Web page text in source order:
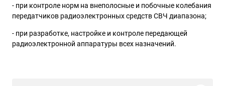
- при контроле норм на внеполосные и побочные колебания
передатчиков радиоэлектронных средств СВЧ диапазона;
- при разработке, настройке и контроле передающей
радиоэлектронной аппаратуры всех назначений.